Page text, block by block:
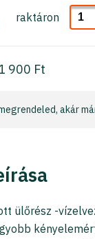
raktáron
900 Ft
akár
ülőrész -